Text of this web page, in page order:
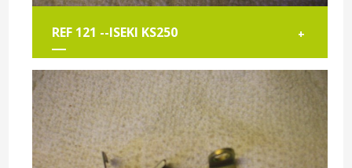
REF 121 --ISEKI KS250 +